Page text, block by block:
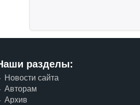
разделы:
Новости сайта
Авторам
Архив